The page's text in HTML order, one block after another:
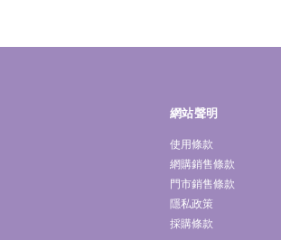
網站聲明
使用條款
網購銷售條款
門市銷售條款
隱私政策
採購條款